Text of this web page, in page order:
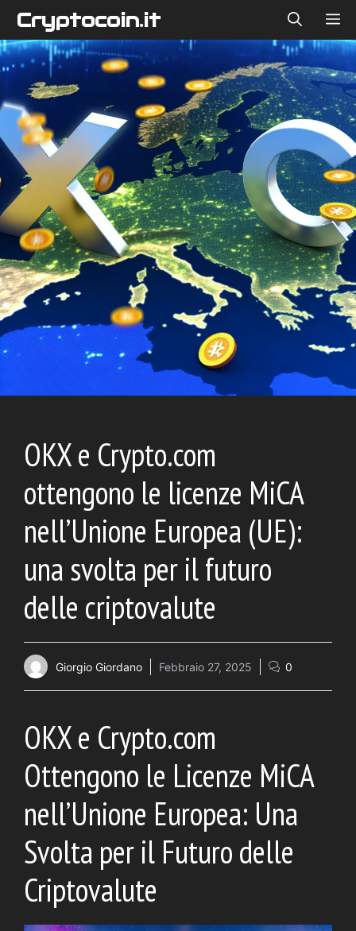
contenuto
Cryptocoin.it
OKX e Crypto.com
ottengono le licenze MiCA
nell’Unione Europea (UE):
una svolta per il futuro
delle criptovalute
Giorgio Giordano Febbraio 27, 2025 0
OKX e Crypto.com
Ottengono le Licenze MiCA
nell’Unione Europea: Una
Svolta per il Futuro delle
Criptovalute